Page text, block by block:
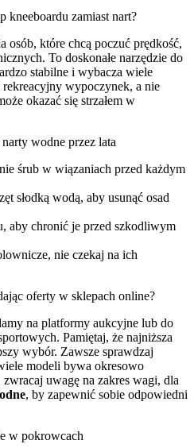
kneeboardu zamiast nart?
osób, które chcą poczuć prędkość,
To doskonałe narzędzie do
stabilne i wybacza wiele
rekreacyjny wypoczynek, a nie
okazać się strzałem w
wodne przez lata
śrub w wiązaniach przed każdym
słodką wodą, aby usunąć osad
aby chronić je przed szkodliwym
nie czekaj na ich
oferty w sklepach online?
na platformy aukcyjne lub do
Pamiętaj, że najniższa
wybór. Zawsze sprawdzaj
modeli bywa okresowo
uwagę na zakres wagi, dla
, by zapewnić sobie odpowiedni
w pokrowcach